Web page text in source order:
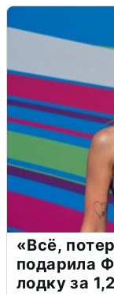
«Всё,
подарила
лодку за